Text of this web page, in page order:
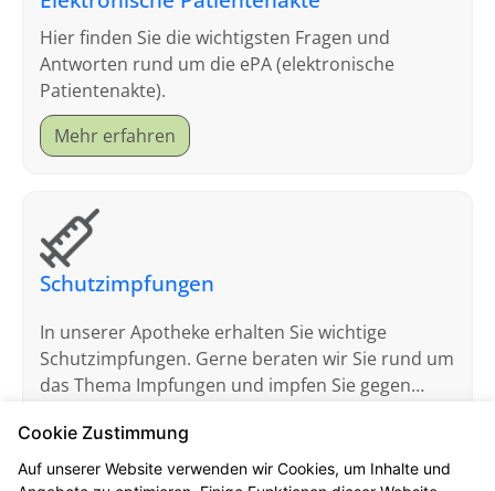
Hier finden Sie die wichtigsten Fragen und
Antworten rund um die ePA (elektronische
Patientenakte).
Mehr erfahren
Schutzimpfungen
In unserer Apotheke erhalten Sie wichtige
Schutzimpfungen. Gerne beraten wir Sie rund um
das Thema Impfungen und impfen Sie gegen
Mehr erfahren
Cookie Zustimmung
Auf unserer Website verwenden wir Cookies, um Inhalte und